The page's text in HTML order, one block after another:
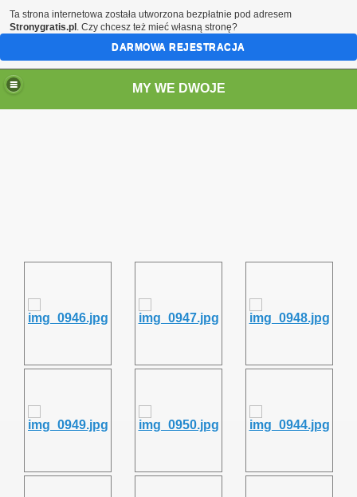
MY WE DWOJE
Ta strona internetowa została utworzona bezpłatnie pod adresem
Stronygratis.pl . Czy chcesz też mieć własną stronę?
DARMOWA REJESTRACJA